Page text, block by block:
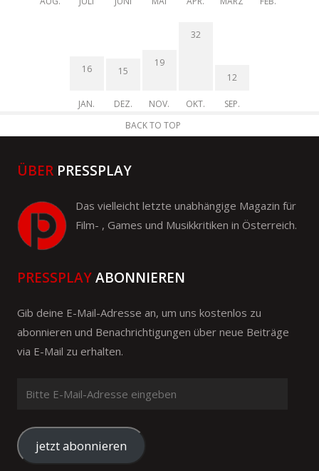
16
JAN.
15
DEZ.
19
NOV.
32
OKT.
12
SEP.
BACK TO TOP
ÜBER PRESSPLAY
Das vielleicht letzte unabhängige Magazin für
Film- , Games und Musikkritiken in Österreich.
PRESSPLAYABONNIEREN
Gib deine E-Mail-Adresse an, um uns kostenlos zu
abonnieren und Benachrichtigungen über neue Beiträge
via E-Mail zu erhalten.
Mail-
Adresse
eingeben
jetzt abonnieren